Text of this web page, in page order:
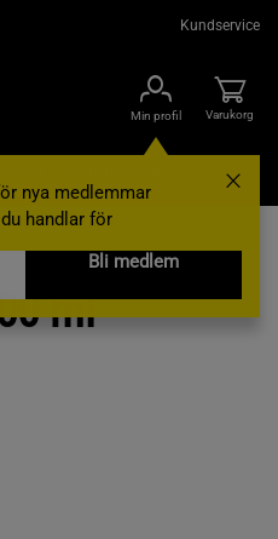
Kundservice
Min profil
nya medlemmar
handlar för
Bli medlem
Varukorg
ml